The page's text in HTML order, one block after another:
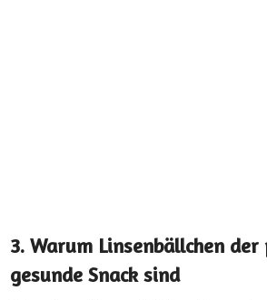
3. Warum Linsenbällchen
gesunde Snack sind